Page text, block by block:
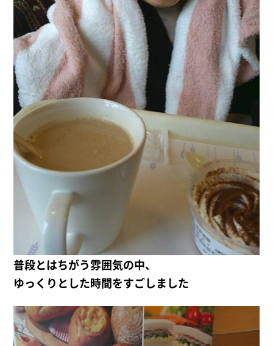
普段とはちがう雰囲気の中、
ゆっくりとした時間をすごしました